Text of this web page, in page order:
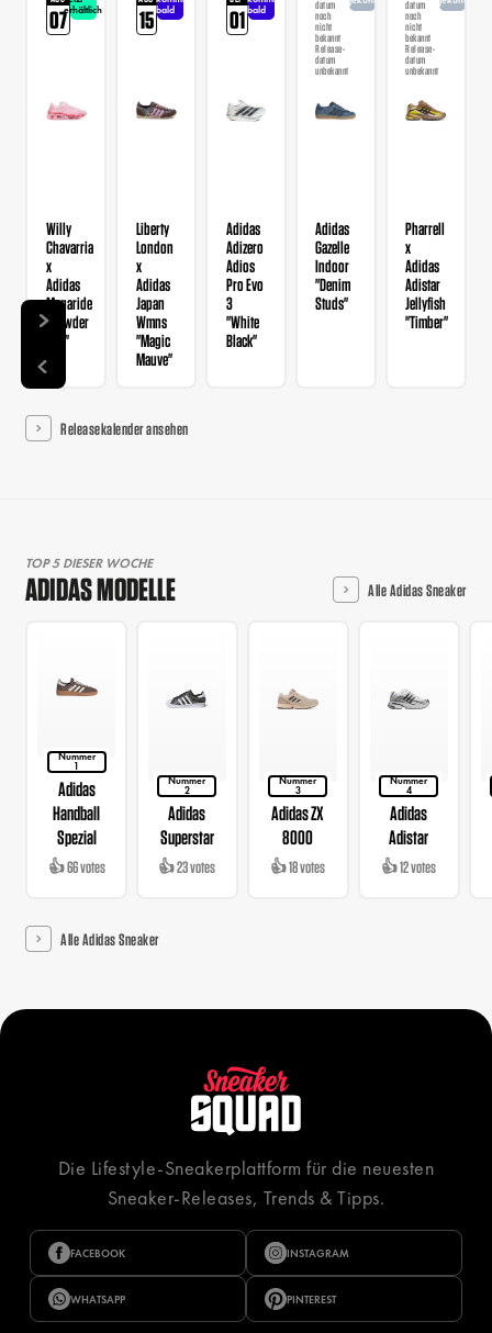
07erhältlich
Willy
Chavarria
x
Adidas
Megaride
"Powder
Red"
15bald
Liberty
London
x
Adidas
Japan
Wmns
"Magic
Mauve"
01bald
Adidas
Adizero
Adios
Pro Evo
3
"White
Black"
datum
noch
nicht
bekannt
Release-
datum
unbekannt
Adidas
Gazelle
Indoor
"Denim
Studs"
datum
noch
nicht
bekannt
Release-
datum
unbekannt
Pharrell
x
Adidas
Adistar
Jellyfish
"Timber"
Releasekalender ansehen
TOP 5 DIESER WOCHE
ADIDAS MODELLE Alle Adidas Sneaker
Nummer
1
Adidas
Handball
Spezial
👍 66 votes
Nummer
2
Adidas
Superstar
👍 23 votes
Nummer
3
Adidas ZX
8000
👍 18 votes
Nummer
4
Adidas
Adistar
👍 12 votes
Alle Adidas Sneaker
Die Lifestyle-Sneakerplattform für die neuesten
Sneaker-Releases, Trends & Tipps.
FACEBOOK INSTAGRAM
WHATSAPP PINTEREST